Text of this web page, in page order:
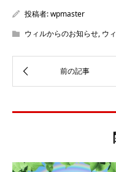
投稿者:wpmaster
ウィルからのお知らせ, ウ